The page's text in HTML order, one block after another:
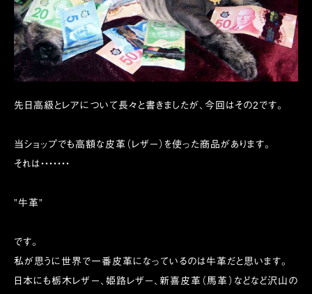
先日高級とレアについて長々と書きましたが、今回はその2です。
当ショップでも高額な皮革（レザー）を使った商品があります。
それは・・・・・・・
”牛革”
です。
私が思うに世界で一番皮革になっているのは牛革だと思います。
日本にも栃木レザー、姫路レザー、新喜皮革（馬革）などなど沢山の